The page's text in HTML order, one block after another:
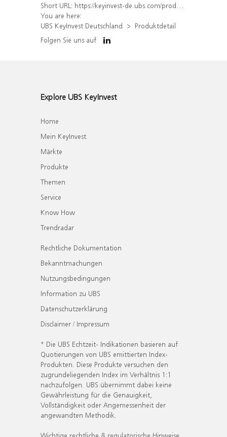
Short URL: https://keyinvest-de.ubs.com/produkt/detail/index/isin/DE000WA8RYW2
You are here:
UBS KeyInvest Deutschland
Produktdetail
Folgen Sie uns auf
Explore UBS KeyInvest
Home
Mein KeyInvest
Märkte
Produkte
Themen
Service
Know How
Trendradar
Rechtliche Dokumentation
Bekanntmachungen
Nutzungsbedingungen
Information zu UBS
Datenschutzerklärung
Disclaimer / Impressum
* Die UBS Echtzeit- Indikationen basieren auf
Quotierungen von UBS emittierten Index-
Produkten. Diese Produkte versuchen den
zugrundeliegenden Index im Verhältnis 1:1
nachzufolgen. UBS übernimmt dabei keine
Gewährleistung für die Genauigkeit,
Vollständigkeit oder Angemessenheit der
angewandten Methodik.